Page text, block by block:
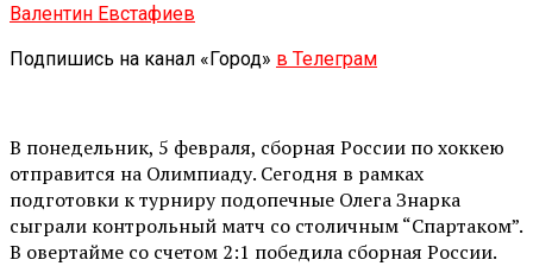
Валентин Евстафиев
Подпишись на канал «Город» в Телеграм
В понедельник, 5 февраля, сборная России по хоккею
отправится на Олимпиаду. Сегодня в рамках
подготовки к турниру подопечные Олега Знарка
сыграли контрольный матч со столичным “Спартаком”.
В овертайме со счетом 2:1 победила сборная России.